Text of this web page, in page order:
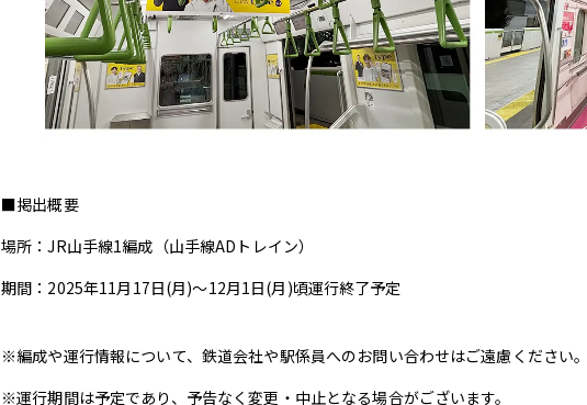
■掲出概要
場所：JR山手線1編成（山手線ADトレイン）
期間：2025年11月17日(月)〜12月1日(月)頃運行終了予定
※編成や運行情報について、鉄道会社や駅係員へのお問い合わせはご遠慮ください
※運行期間は予定であり、予告なく変更・中止となる場合がございます。